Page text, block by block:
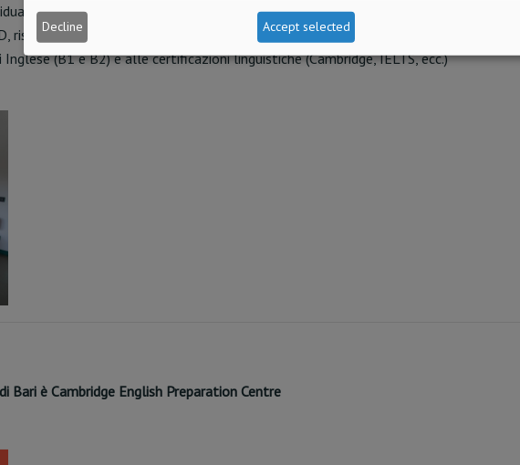
risorse digitali)
(B1 e B2) e alle certificazioni linguistiche (Cambridge, IELTS, ecc.)
è Cambridge English Preparation Centre
Decline Accept selected